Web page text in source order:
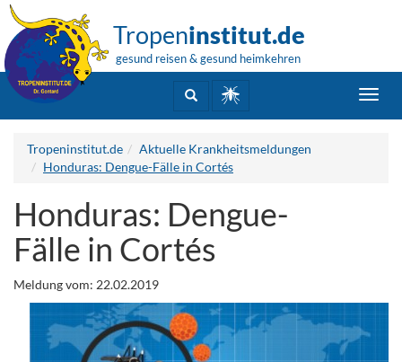
Tropeninstitut.de
gesund reisen & gesund heimkehren
Tropeninstitut.de
Aktuelle Krankheitsmeldungen
Honduras: Dengue-Fälle in Cortés
Honduras: Dengue-
Fälle in Cortés
Meldung vom: 22.02.2019